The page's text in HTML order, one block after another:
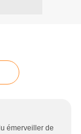
émerveiller de